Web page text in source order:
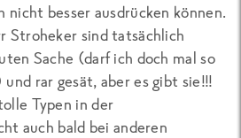
besser ausdrücken können.
Stroheker sind tatsächlich
Sache (darf ich doch mal so
und rar gesät, aber es gibt sie!!!
Typen in der
auch bald bei anderen